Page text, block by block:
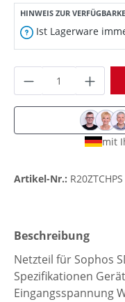
HINWEIS ZUR
Ist Lagerware
Produkt
mit
Artikel-Nr.: R20ZTCHPS
Beschreibung
Netzteil für Sophos
Spezifikationen
Eingangsspannung